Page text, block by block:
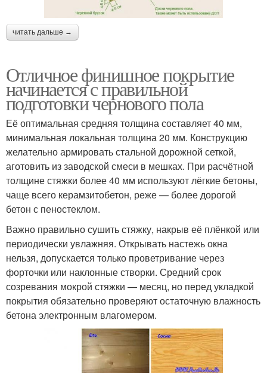
читать дальше →
Отличное финишное покрытие
начинается с правильной
подготовки чернового пола
Её оптимальная средняя толщина составляет 40 мм,
минимальная локальная толщина 20 мм. Конструкцию
желательно армировать стальной дорожной сеткой,
аготовить из заводской смеси в мешках. При расчётной
толщине стяжки более 40 мм используют лёгкие бетоны,
чаще всего керамзитобетон, реже — более дорогой
бетон с пеностеклом.
Важно правильно сушить стяжку, накрыв её плёнкой или
периодически увлажняя. Открывать настежь окна
нельзя, допускается только проветривание через
форточки или наклонные створки. Средний срок
созревания мокрой стяжки — месяц, но перед укладкой
покрытия обязательно проверяют остаточную влажность
бетона электронным влагомером.